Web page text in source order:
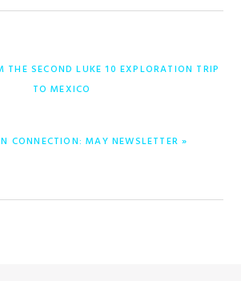
THE SECOND LUKE 10 EXPLORATION TRIP
TO MEXICO
CONNECTION: MAY NEWSLETTER »